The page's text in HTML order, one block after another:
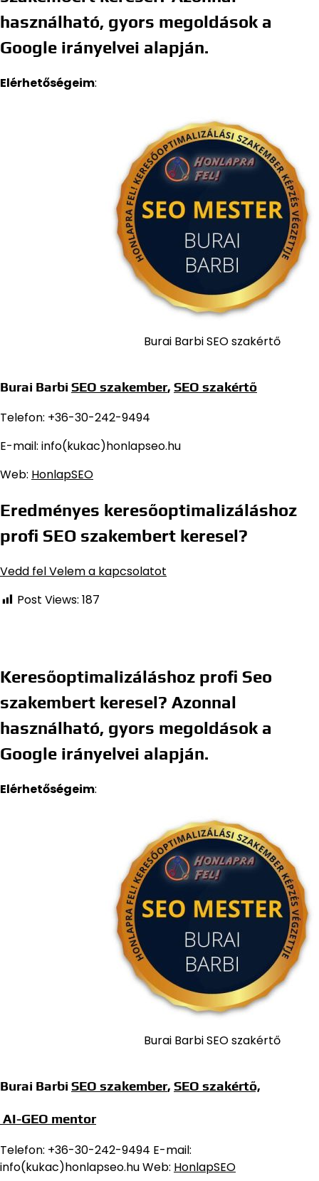
használható, gyors megoldások a
Google irányelvei alapján.
Elérhetőségeim:
Burai Barbi SEO szakértő
Burai Barbi SEO szakember, SEO szakértő
Telefon: +36-30-242-9494
E-mail: info(kukac)honlapseo.hu
Web: HonlapSEO
Eredményes keresőoptimalizáláshoz
profi SEO szakembert keresel?
Vedd fel Velem a kapcsolatot
Post Views: 187
Keresőoptimalizáláshoz profi Seo
szakembert keresel? Azonnal
használható, gyors megoldások a
Google irányelvei alapján.
Elérhetőségeim:
Burai Barbi SEO szakértő
Burai Barbi SEO szakember, SEO szakértő,
AI-GEO mentor
Telefon: +36-30-242-9494 E-mail:
info(kukac)honlapseo.hu Web: HonlapSEO